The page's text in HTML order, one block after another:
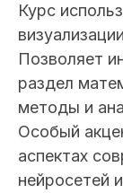
Курс
Позволяет
раздел
методы и
Особый
аспектах
нейросетей